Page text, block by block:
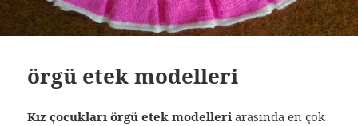
örgü etek modelleri
Kızçocukları örgü etek modelleri arasında en çok